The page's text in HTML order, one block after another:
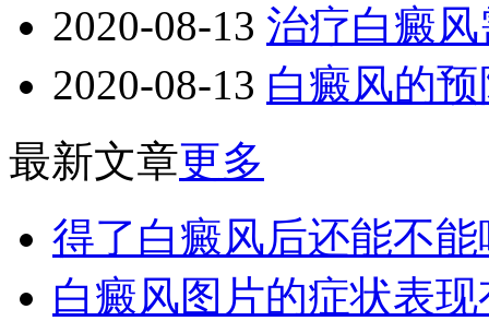
2020-08-13 治疗白癜
2020-08-13 白癜风的
最新文章更多
得了白癜风后还能不
白癜风图片的症状表